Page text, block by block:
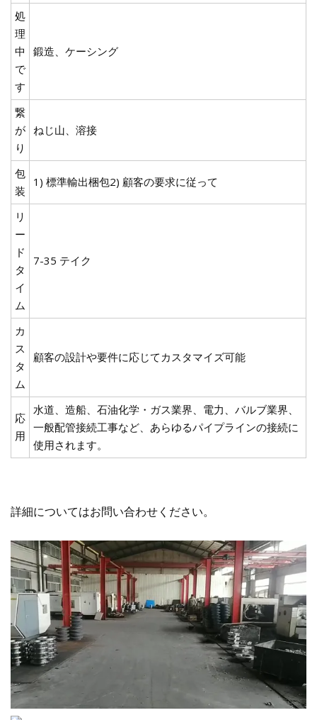
処
理
中
で
す
鍛造、ケーシング
繋
が
り
ねじ山、溶接
包
装
1) 標準輸出梱包2) 顧客の要求に従って
リ
ー
ド
タ
イ
ム
7-35 テイク
カ
ス
タ
ム
顧客の設計や要件に応じてカスタマイズ可能
応
用
水道、造船、石油化学・ガス業界、電力、バルブ業界、
一般配管接続工事など、あらゆるパイプラインの接続に
使用されます。
詳細についてはお問い合わせください。